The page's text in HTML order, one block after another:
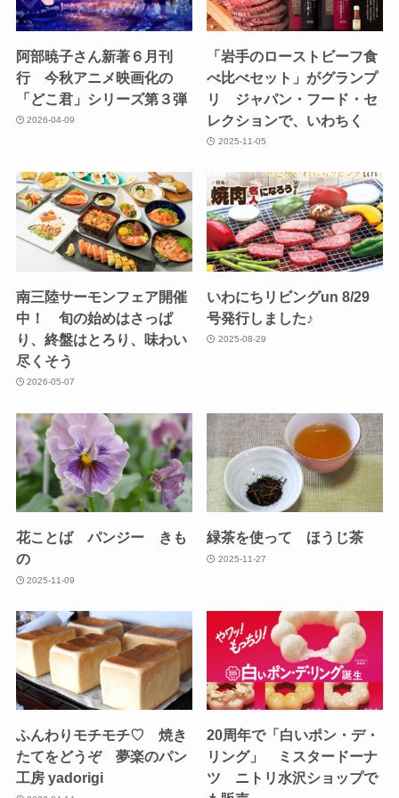
阿部暁子さん新著６月刊
行 今秋アニメ映画化の
「どこ君」シリーズ第３弾
2026-04-09
「岩手のローストビーフ食
べ比べセット」がグランプ
リ ジャパン・フード・セ
レクションで、いわちく
2025-11-05
南三陸サーモンフェア開催
中！ 旬の始めはさっぱ
り、終盤はとろり、味わい
尽くそう
2026-05-07
いわにちリビングun 8/29
号発行しました♪
2025-08-29
花ことば パンジー きも
の
2025-11-09
緑茶を使って ほうじ茶
2025-11-27
ふんわりモチモチ♡ 焼き
たてをどうぞ 夢楽のパン
工房 yadorigi
20周年で「白いポン・デ・
リング」 ミスタードーナ
ツ ニトリ水沢ショップで